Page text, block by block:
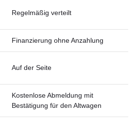
Regelmäßig verteilt
Finanzierung ohne Anzahlung
Auf der Seite
Kostenlose Abmeldung mit
Bestätigung für den Altwagen